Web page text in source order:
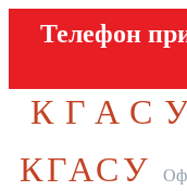
Телефон
КГАСУ